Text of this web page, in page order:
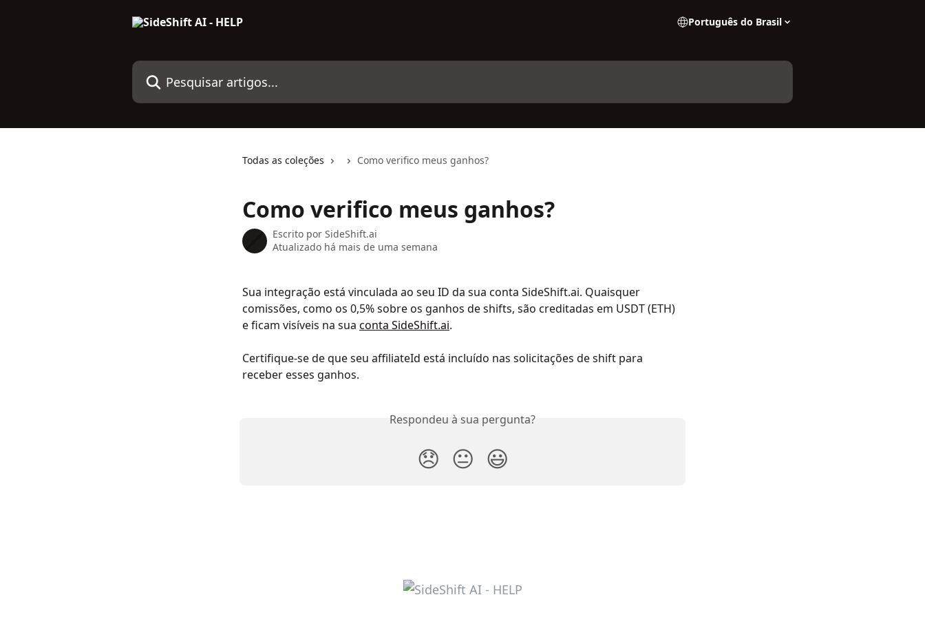
Português do Brasil
Pesquisar artigos...
Todas as coleções Como verifico meus ganhos?
Como verifico meus ganhos?
Escrito por SideShift.ai
Atualizado há mais de uma semana
Sua integração está vinculada ao seu ID da sua conta SideShift.ai. Quaisquer
comissões, como os 0,5% sobre os ganhos de shifts, são creditadas em USDT (ETH)
e ficam visíveis na sua conta SideShift.ai.
Certifique-se de que seu affiliateId está incluído nas solicitações de shift para
receber esses ganhos.
Respondeu à sua pergunta?
😞 😐 😃